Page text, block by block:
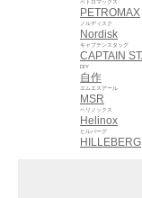
PETROMAX
ペトロマックス
Nordisk
ノルディスク
CAPTAIN
キャプテンスタッグ
自作
DIY
MSR
エムエスアール
Helinox
ヘリノックス
HILLEBERG
ヒルバーグ